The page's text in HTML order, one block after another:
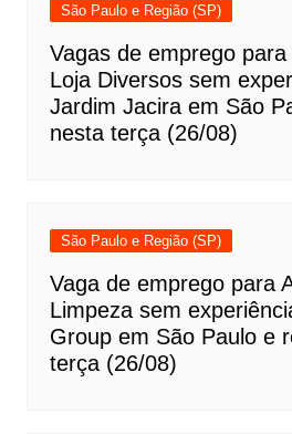
São Paulo e Região (SP)
Vagas de emprego
Loja Diversos sem
Jardim Jacira em São
nesta terça (26/08)
São Paulo e Região (SP)
Vaga de emprego para
Limpeza sem
Group em São Paulo e
terça (26/08)